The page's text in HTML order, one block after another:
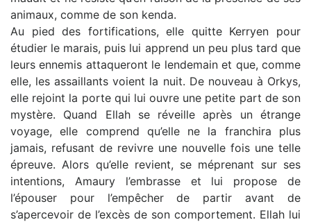
animaux, comme de son kenda.
Au pied des fortifications, elle quitte Kerryen pour
étudier le marais, puis lui apprend un peu plus tard que
leurs ennemis attaqueront le lendemain et que, comme
elle, les assaillants voient la nuit. De nouveau à Orkys,
elle rejoint la porte qui lui ouvre une petite part de son
mystère. Quand Ellah se réveille après un étrange
voyage, elle comprend qu’elle ne la franchira plus
jamais, refusant de revivre une nouvelle fois une telle
épreuve. Alors qu’elle revient, se méprenant sur ses
intentions, Amaury l’embrasse et lui propose de
l’épouser pour l’empêcher de partir avant de
s’apercevoir de l’excès de son comportement. Ellah lui